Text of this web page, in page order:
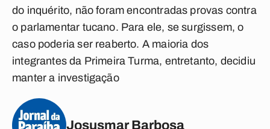
do inquérito, não foram encontradas provas contra
o parlamentar tucano. Para ele, se surgissem, o
caso poderia ser reaberto. A maioria dos
integrantes da Primeira Turma, entretanto, decidiu
manter a investigação
Josusmar Barbosa